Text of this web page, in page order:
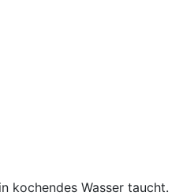
kochendes Wasser taucht.